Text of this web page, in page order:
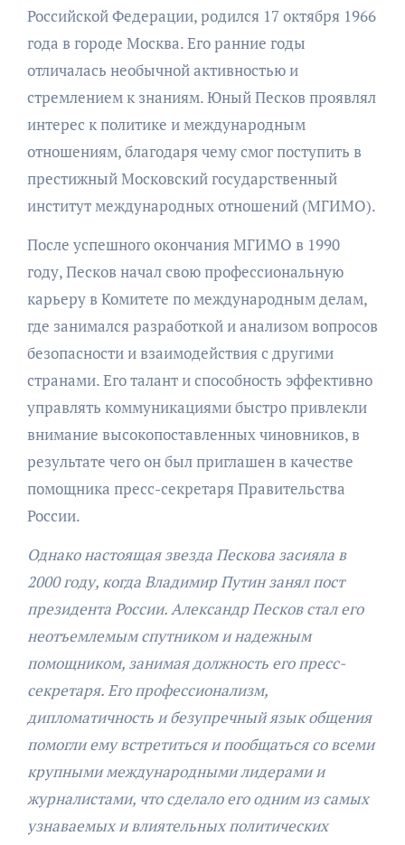
Российской Федерации, родился 17 октября 1966
года в городе Москва. Его ранние годы
отличалась необычной активностью и
стремлением к знаниям. Юный Песков проявлял
интерес к политике и международным
отношениям, благодаря чему смог поступить в
престижный Московский государственный
институт международных отношений (МГИМО).
После успешного окончания МГИМО в 1990
году, Песков начал свою профессиональную
карьеру в Комитете по международным делам,
где занимался разработкой и анализом вопросов
безопасности и взаимодействия с другими
странами. Его талант и способность эффективно
управлять коммуникациями быстро привлекли
внимание высокопоставленных чиновников, в
результате чего он был приглашен в качестве
помощника пресс-секретаря Правительства
России.
Однако настоящая звезда Пескова засияла в
2000 году, когда Владимир Путин занял пост
президента России. Александр Песков стал его
неотъемлемым спутником и надежным
помощником, занимая должность его пресс-
секретаря. Его профессионализм,
дипломатичность и безупречный язык общения
помогли ему встретиться и пообщаться со всеми
крупными международными лидерами и
журналистами, что сделало его одним из самых
узнаваемых и влиятельных политических